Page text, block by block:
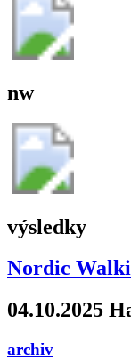
nw
výsledky
Nordic
04.10.2025
archiv